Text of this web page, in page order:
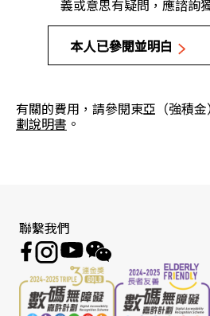
義或意思有疑問，應諮詢
本人已參閱並明白
有關的費用，請參閱東亞（強積
劃說明書 。
聯繫我們